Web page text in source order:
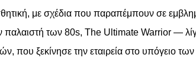
με σχέδια που παραπέμπουν σε
παλαιστή των 80s, The Ultimate Warrior —
που ξεκίνησε την εταιρεία στο υπόγειο